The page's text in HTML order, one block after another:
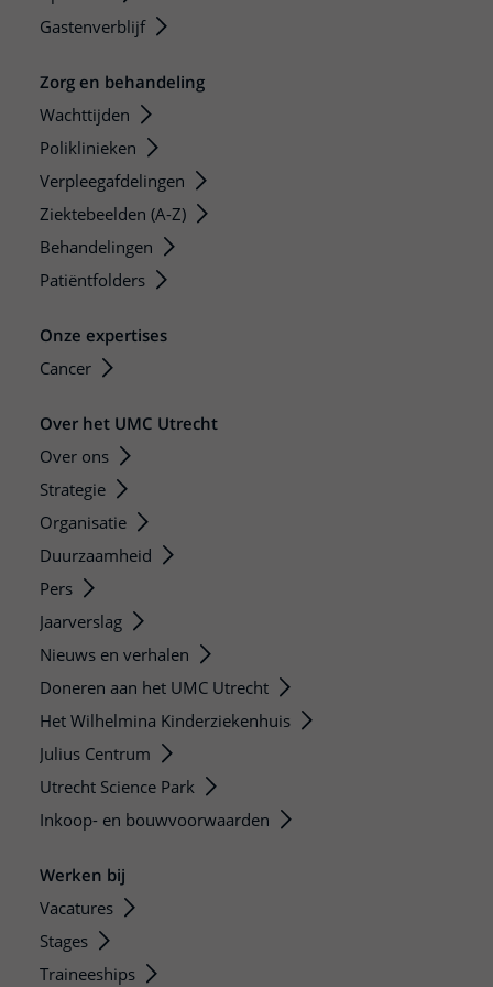
Gastenverblijf
Zorg en behandeling
Wachttijden
Poliklinieken
Verpleegafdelingen
Ziektebeelden (A-Z)
Behandelingen
Patiëntfolders
Onze expertises
Cancer
Over het UMC Utrecht
Over ons
Strategie
Organisatie
Duurzaamheid
Pers
Jaarverslag
Nieuws en verhalen
Doneren aan het UMC Utrecht
Het Wilhelmina Kinderziekenhuis
Julius Centrum
Utrecht Science Park
Inkoop- en bouwvoorwaarden
Werken bij
Vacatures
Stages
Traineeships